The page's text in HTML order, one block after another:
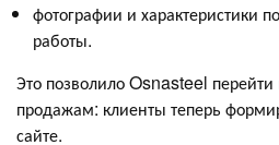
фотографии и характеристики
работы.
Это позволило Osnasteel
продажам: клиенты теперь
сайте.